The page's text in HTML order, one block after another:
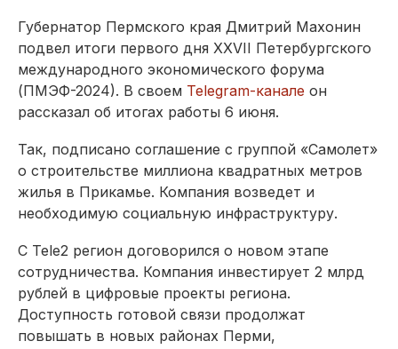
Губернатор Пермского края Дмитрий Махонин
подвел итоги первого дня XXVII Петербургского
международного экономического форума
(ПМЭФ-2024). В своем Telegram-канале он
рассказал об итогах работы 6 июня.
Так, подписано соглашение с группой «Самолет»
о строительстве миллиона квадратных метров
жилья в Прикамье. Компания возведет и
необходимую социальную инфраструктуру.
С Tele2 регион договорился о новом этапе
сотрудничества. Компания инвестирует 2 млрд
рублей в цифровые проекты региона.
Доступность готовой связи продолжат
повышать в новых районах Перми,